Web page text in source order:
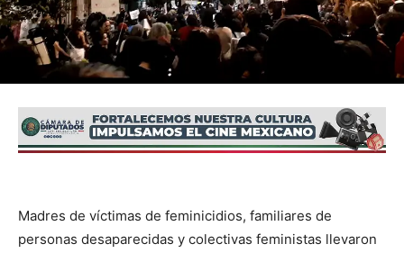
Madres de víctimas de feminicidios, familiares de
personas desaparecidas y colectivas feministas llevaron